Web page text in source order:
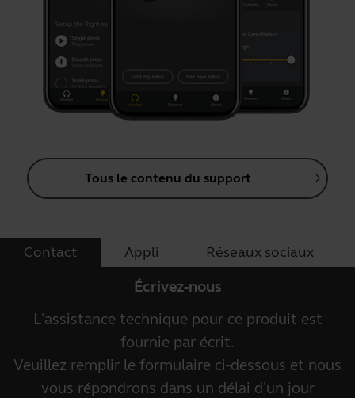
Tous le contenu du support
Contact Appli Réseaux sociaux
Écrivez-nous
L'assistance technique pour ce produit est
fournie par écrit.
Veuillez remplir le formulaire ci-dessous et nous
vous répondrons dans un délai d'un jour